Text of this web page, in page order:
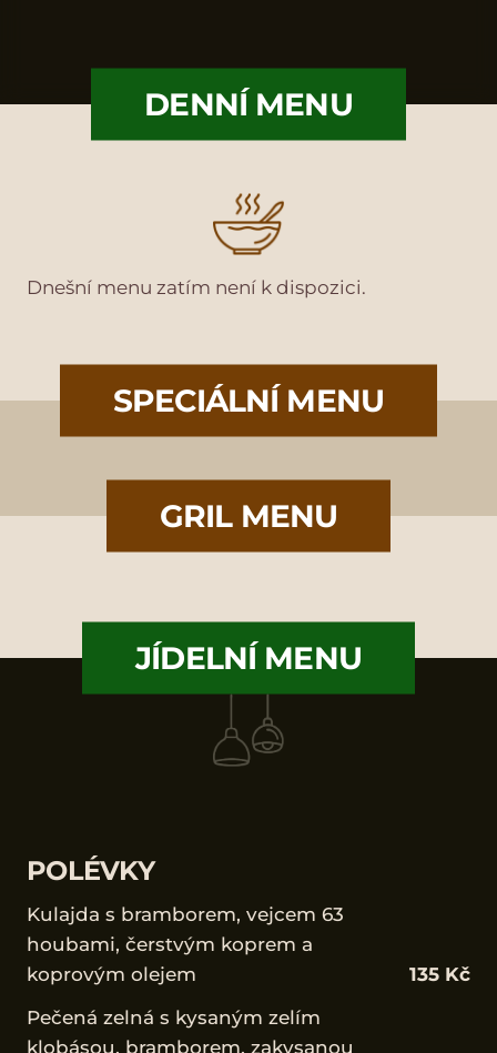
DENNÍ MENU
Dnešní menu zatím není k dispozici.
SPECIÁLNÍ MENU
GRIL MENU
JÍDELNÍ MENU
POLÉVKY
Kulajda s bramborem, vejcem 63
houbami, čerstvým koprem a
koprovým olejem
135 Kč
Pečená zelná s kysaným zelím
klobásou, bramborem, zakysanou